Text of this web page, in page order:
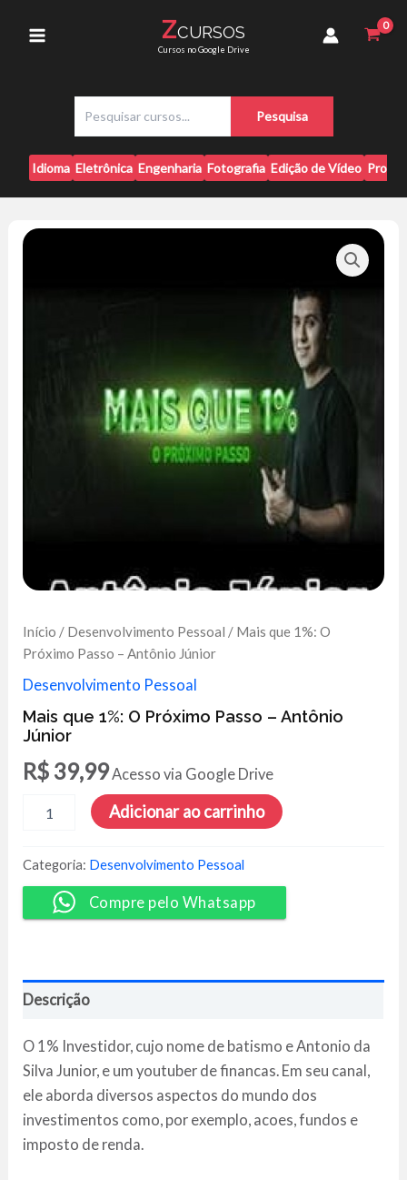
Menu
ZCURSOS
Cursos no Google Drive
s
q
u
i
a
Pesquisa
Idioma Eletrônica Engenharia Fotografia Edição de Vídeo
Início / Desenvolvimento Pessoal / Mais que 1%: O
Próximo Passo – Antônio Júnior
Desenvolvimento Pessoal
Mais que 1%: O Próximo Passo – Antônio
Júnior
R$ 39,99Acesso via Google Drive
O
Próximo
Passo
Adicionar ao carrinho
Categoria: Desenvolvimento Pessoal
Compre pelo Whatsapp
Descrição
O 1% Investidor, cujo nome de batismo e Antonio da
Silva Junior, e um youtuber de financas. Em seu canal,
ele aborda diversos aspectos do mundo dos
investimentos como, por exemplo, acoes, fundos e
imposto de renda.
Próximo